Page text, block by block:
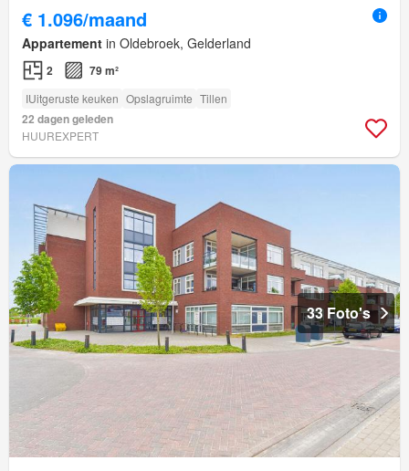
€ 1.096/maand
Appartement in Oldebroek, Gelderland
2 79 m²
IUitgeruste keuken Opslagruimte Tillen
22 dagen geleden
HUUREXPERT
33 Foto's